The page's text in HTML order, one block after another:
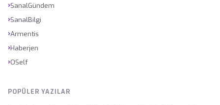
›SanalGündem
›SanalBilgi
›Armentis
›Haberjen
›OSelf
POPÜLER YAZILAR